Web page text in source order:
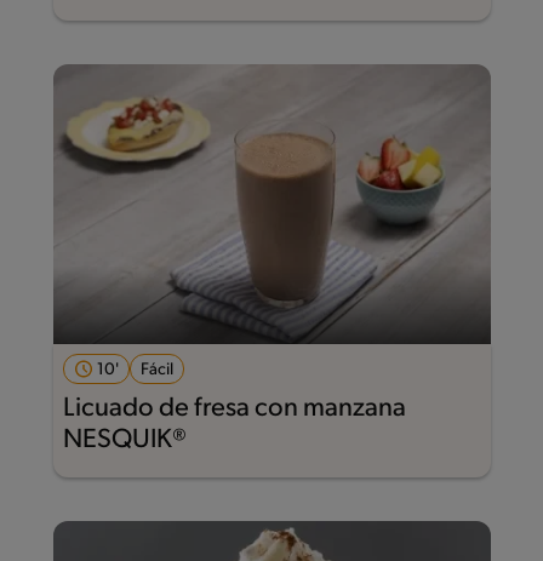
10' Fácil
Licuado de fresa con manzana
NESQUIK®